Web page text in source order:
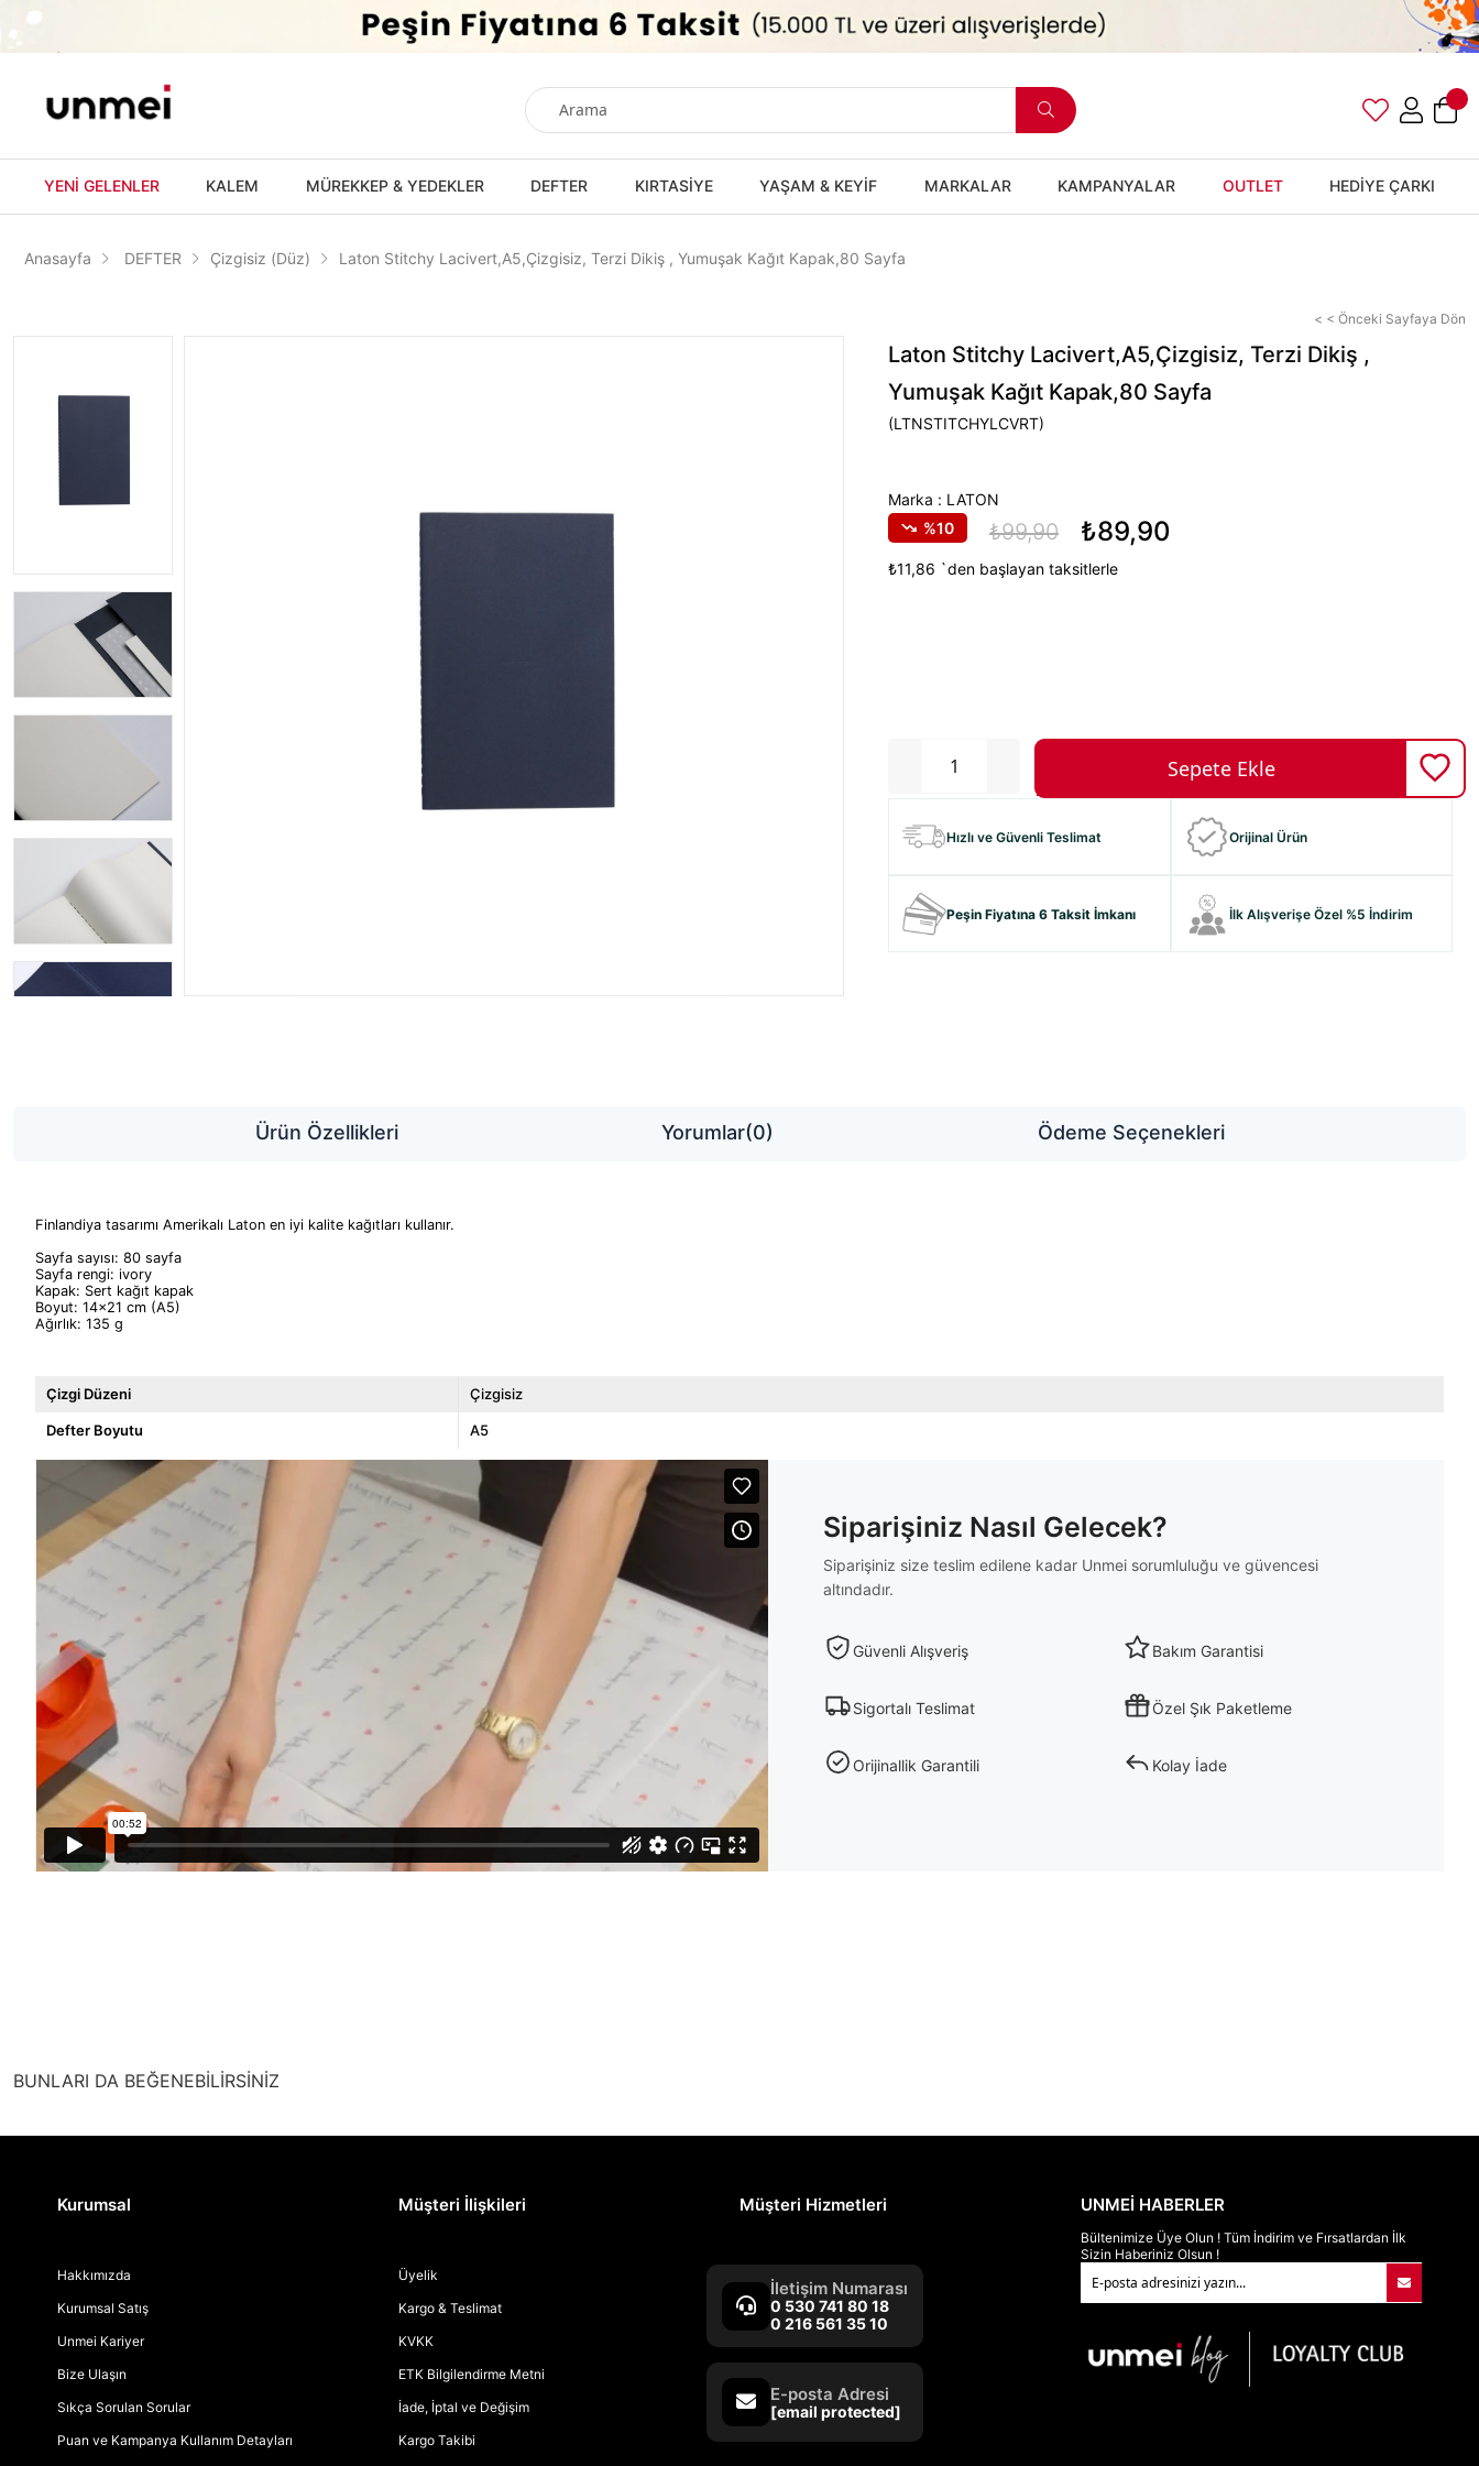
YENİ GELENLER KALEM MÜREKKEP & YEDEKLER DEFTER KIRTASİYE YAŞAM & KEYİF MARKALAR KAMPANYALAR OUTLET HEDİYE ÇARKI
Anasayfa DEFTER Çizgisiz (Düz) Laton Stitchy Lacivert,A5,Çizgisiz, Terzi Dikiş , Yumuşak Kağıt Kapak,80 Sayfa
< < Önceki Sayfaya Dön
Laton Stitchy Lacivert,A5,Çizgisiz, Terzi Dikiş ,
Yumuşak Kağıt Kapak,80 Sayfa
(LTNSTITCHYLCVRT)
Marka : LATON
10
₺99,90 ₺89,90
₺11,86 `den başlayan taksitlerle
Hızlı ve Güvenli Teslimat Orijinal Ürün
Peşin Fiyatına 6 Taksit İmkanı İlk Alışverişe Özel %5 İndirim
Ürün Özellikleri Yorumlar(0) Ödeme Seçenekleri
Finlandiya tasarımı Amerikalı Laton en iyi kalite kağıtları kullanır.
Sayfa sayısı: 80 sayfa
Sayfa rengi: ivory
Kapak: Sert kağıt kapak
Boyut: 14x21 cm (A5)
Ağırlık: 135 g
Çizgi Düzeni Çizgisiz
Defter Boyutu A5
Siparişiniz Nasıl Gelecek?
Siparişiniz size teslim edilene kadar Unmei sorumluluğu ve güvencesi
altındadır.
Güvenli Alışveriş Bakım Garantisi
Sigortalı Teslimat Özel Şık Paketleme
Orijinallik Garantili Kolay İade
BUNLARI DA BEĞENEBİLİRSİNİZ
Kurumsal
Hakkımızda
Kurumsal Satış
Unmei Kariyer
Bize Ulaşın
Sıkça Sorulan Sorular
Puan ve Kampanya Kullanım Detayları
Müşteri İlişkileri
Üyelik
Kargo & Teslimat
KVKK
ETK Bilgilendirme Metni
İade, İptal ve Değişim
Kargo Takibi
Müşteri Hizmetleri
İletişim Numarası
0 530 741 80 18
0 216 561 35 10
E-posta Adresi
[email protected]
UNMEİ HABERLER
Bültenimize Üye Olun ! Tüm İndirim ve Fırsatlardan İlk
Sizin Haberiniz Olsun !